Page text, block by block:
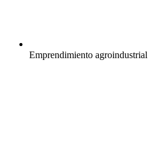
Emprendimiento agroindustrial